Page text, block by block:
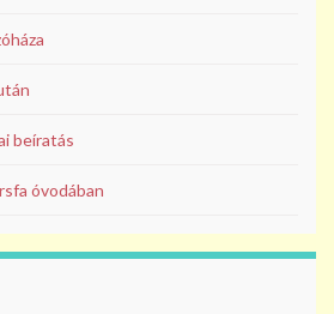
beíratás
óvodában